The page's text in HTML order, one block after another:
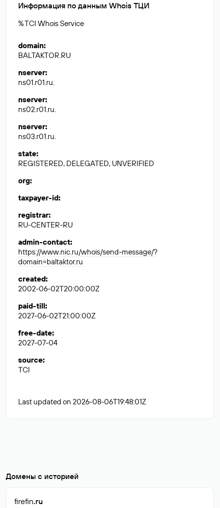
Информация по данным Whois ТЦИ
% TCI Whois Service
domain:
BALTAKTOR.RU
nserver:
ns01.r01.ru.
nserver:
ns02.r01.ru.
nserver:
ns03.r01.ru.
state:
REGISTERED, DELEGATED, UNVERIFIED
org:
taxpayer-id:
registrar:
RU-CENTER-RU
admin-contact:
https://www.nic.ru/whois/send-message/?
domain=baltaktor.ru
created:
2002-06-02T20:00:00Z
paid-till:
2027-06-02T21:00:00Z
free-date:
2027-07-04
source:
TCI
Last updated on 2026-08-06T19:48:01Z
Домены с историей
firefin.ru